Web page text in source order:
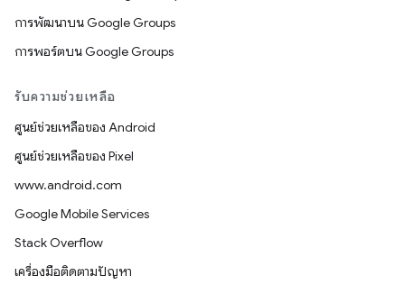
การพัฒนาบน Google Groups
การพอร์ตบน Google Groups
รับความช่วยเหลือ
ศูนย์ช่วยเหลือของ Android
ศูนย์ช่วยเหลือของ Pixel
www.android.com
Google Mobile Services
Stack Overflow
เครื่องมือติดตามปัญหา